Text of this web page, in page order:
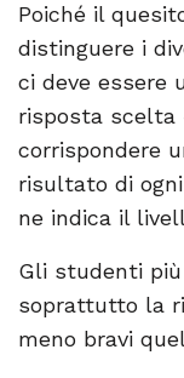
Poiché il
distinguere i
ci deve essere
risposta scelta
corrispondere
risultato di
ne indica il
Gli studenti
soprattutto la
meno bravi